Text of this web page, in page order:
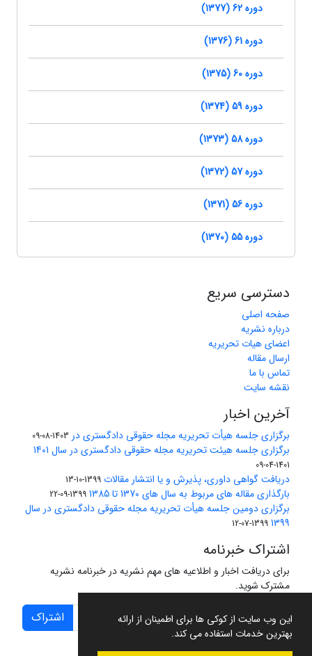
این وب سایت از کوکی ها برای اطمینان از ارائه
بهترین خدمات استفاده می کند.
دوره 62 (1377)
دوره 61 (1376)
دوره 60 (1375)
دوره 59 (1374)
دوره 58 (1373)
دوره 57 (1372)
دوره 56 (1371)
دوره 55 (1370)
دسترسی سریع
صفحه اصلی
درباره نشریه
اعضای هیات تحریریه
ارسال مقاله
تماس با ما
نقشه سایت
آخرین اخبار
برگزاری جلسه هیأت تحریریه مجله حقوقی دادگستری در 1403-08-09
برگزاری جلسه هیئت تحریریه مجله حقوقی دادگستری در سال 1401
1401-04-09
دریافت گواهی داوری، پذیرش و یا انتشار مقالات 1399-10-13
بارگذاری مقاله های مربوط به سال های 1370 تا 1385 1399-09-22
برگزاری دومین جلسه هیأت تحریریه مجله حقوقی دادگستری در سال
1399
1399-07-12
اشتراک خبرنامه
برای دریافت اخبار و اطلاعیه های مهم نشریه در خبرنامه نشریه
مشترک شوید.
اشتراک